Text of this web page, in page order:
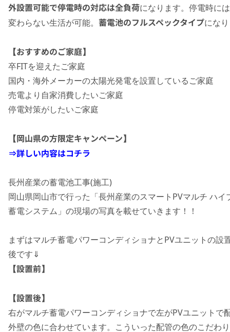
外設置可能で停電時の対応は全負荷になります。停電時に
変わらない生活が可能。 蓄電池のフルスペックタイプにな
【おすすめのご家庭】
卒FITを迎えたご家庭
国内・海外メーカーの太陽光発電を設置しているご家庭
売電より自家消費したいご家庭
停電対策がしたいご家庭
【岡山県の方限定キャンペーン】
⇒詳しい内容はコチラ
長州産業の蓄電池工事(施工)
岡山県岡山市で行った「長州産業のスマートPVマルチ ハイ
蓄電システム」の現場の写真を載せていきます！！
まずはマルチ蓄電パワーコンディショナとPVユニットの設
後です⇓
【設置前】
【設置後】
右がマルチ蓄電パワーコンディショナで左がPVユニットで
外壁の色に合わせています。こういった配管の色のこだわ